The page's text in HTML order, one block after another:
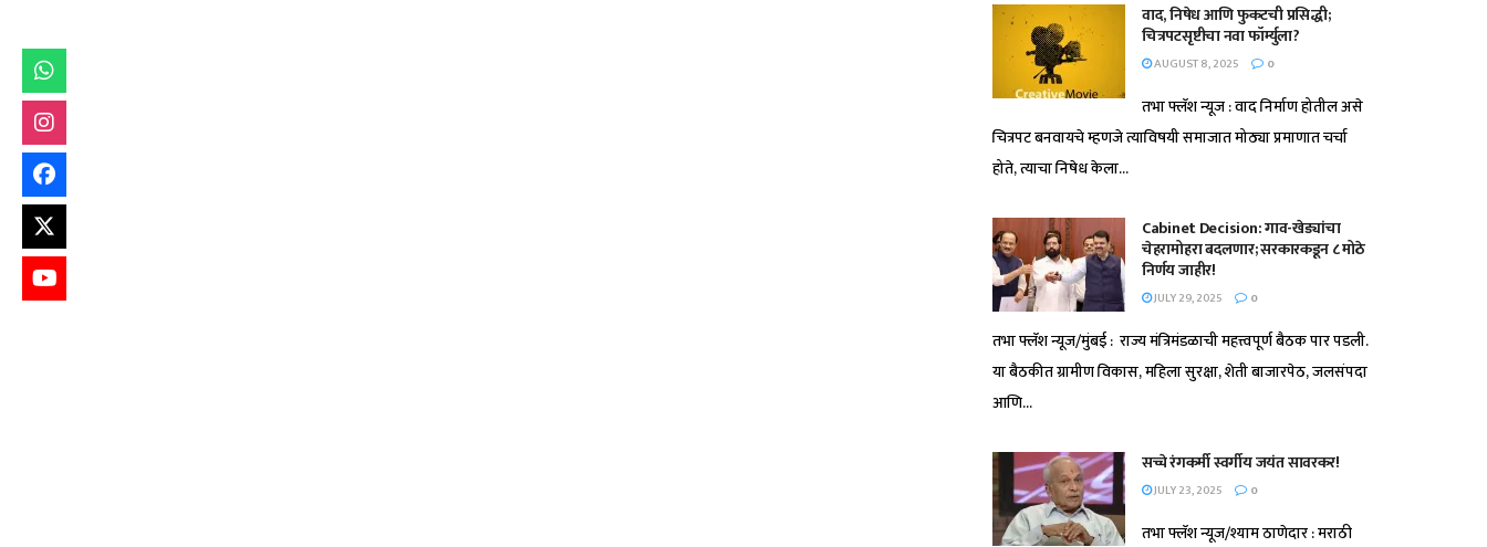
वाद, निषेध आणि फुकटची प्रसिद्धी;
चित्रपटसृष्टीचा नवा फॉर्म्युला?
AUGUST 8, 2025 0
तभा फ्लॅश न्यूज : वाद निर्माण होतील असे
चित्रपट बनवायचे म्हणजे त्याविषयी समाजात मोठ्या प्रमाणात चर्चा
होते, त्याचा निषेध केला...
Cabinet Decision: गाव-खेड्यांचा
चेहरामोहरा बदलणार; सरकारकडून ८ मोठे
निर्णय जाहीर!
JULY 29, 2025 0
तभा फ्लॅश न्यूज/मुंबई : राज्य मंत्रिमंडळाची महत्त्वपूर्ण बैठक पार पडली.
या बैठकीत ग्रामीण विकास, महिला सुरक्षा, शेती बाजारपेठ, जलसंपदा
आणि...
सच्चे रंगकर्मी स्वर्गीय जयंत सावरकर!
JULY 23, 2025 0
तभा फ्लॅश न्यूज/श्याम ठाणेदार : मराठी